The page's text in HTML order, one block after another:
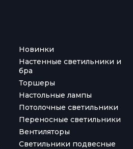
Новинки
Настенные светильники и
бра
Торшеры
Настольные лампы
Потолочные светильники
Переносные светильники
Вентиляторы
Светильники подвесные